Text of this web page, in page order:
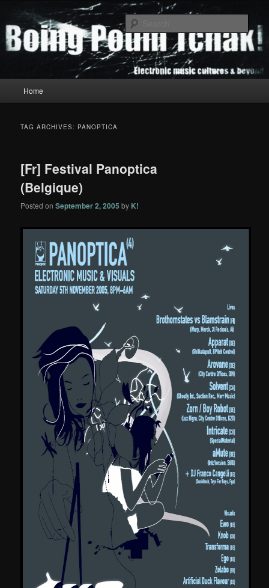
primary
content
secondary
contentBoing Poum Tchak!
Home
TAG ARCHIVES: PANOPTICA
[Fr] Festival Panoptica
(Belgique)
Posted onSeptember 2, 2005 by K!